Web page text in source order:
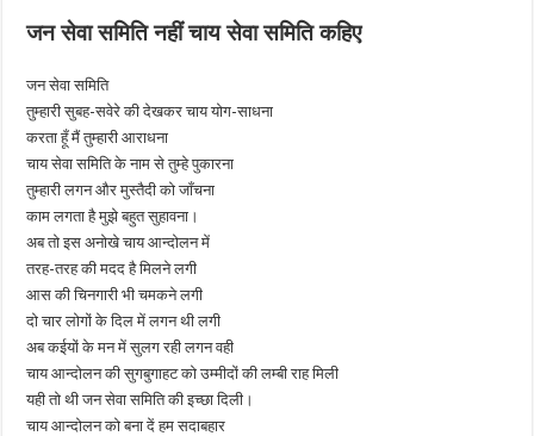
जन सेवा समिति नहीं चाय सेवा समिति कहिए
जन सेवा समिति
तुम्हारी सुबह-सवेरे की देखकर चाय योग-साधना
करता हूँ मैं तुम्हारी आराधना
चाय सेवा समिति के नाम से तुम्हे पुकारना
तुम्हारी लगन और मुस्तैदी को जाँचना
काम लगता है मुझे बहुत सुहावना।
अब तो इस अनोखे चाय आन्दोलन में
तरह-तरह की मदद है मिलने लगी
आस की चिनगारी भी चमकने लगी
दो चार लोगों के दिल में लगन थी लगी
अब कईयों के मन में सुलग रही लगन वही
चाय आन्दोलन की सुगबुगाहट को उम्मीदों की लम्बी राह मिली
यही तो थी जन सेवा समिति की इच्छा दिली।
चाय आन्दोलन को बना दें हम सदाबहार